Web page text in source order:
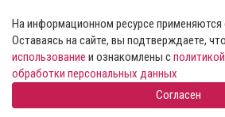
На информационном ресурсе
Оставаясь на сайте, вы подтверждаете, что
использование и ознакомлены с
обработки персональных данных
Согласен